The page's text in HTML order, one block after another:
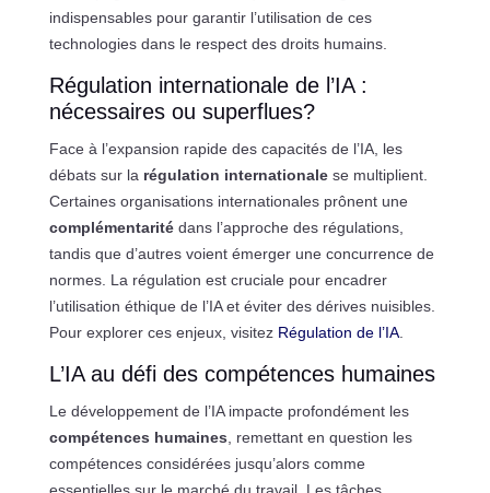
indispensables pour garantir l’utilisation de ces
technologies dans le respect des droits humains.
Régulation internationale de l’IA :
nécessaires ou superflues?
Face à l’expansion rapide des capacités de l’IA, les
débats sur la régulation internationalese multiplient.
Certaines organisations internationales prônent une
complémentaritédans l’approche des régulations,
tandis que d’autres voient émerger une concurrence de
normes. La régulation est cruciale pour encadrer
l’utilisation éthique de l’IA et éviter des dérives nuisibles.
Pour explorer ces enjeux, visitez Régulation de l’IA.
L’IA au défi des compétences humaines
Le développement de l’IA impacte profondément les
compétences humaines, remettant en question les
compétences considérées jusqu’alors comme